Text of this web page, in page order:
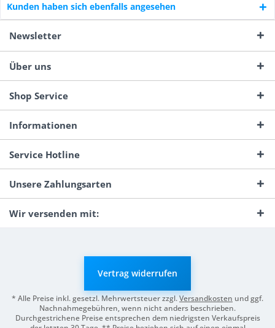
Kunden haben sich ebenfalls angesehen
Newsletter
Über uns
Shop Service
Informationen
Service Hotline
Unsere Zahlungsarten
Wir versenden mit:
Vertrag widerrufen
* Alle Preise inkl. gesetzl. Mehrwertsteuer zzgl.Versandkosten und ggf.
Nachnahmegebühren, wenn nicht anders beschrieben.
Durchgestrichene Preise entsprechen dem niedrigsten Verkaufspreis